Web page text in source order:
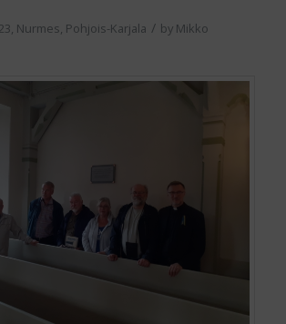
, Nurmes, Pohjois-Karjala / by Mikko